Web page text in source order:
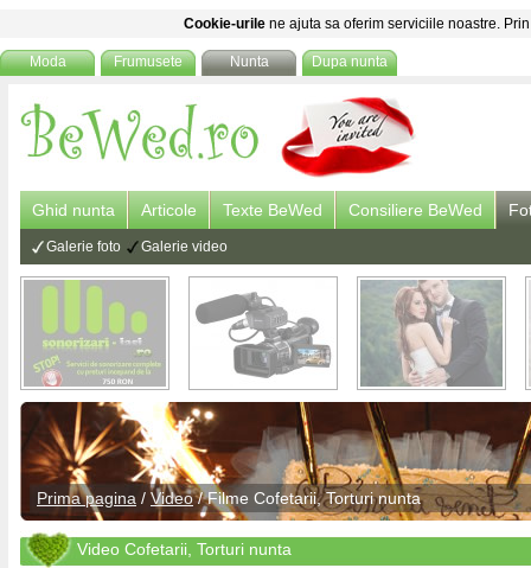
Cookie-urile ne ajuta sa oferim serviciile noastre.
Moda Frumusete Nunta Dupa nunta
Ghid nunta Articole Texte BeWed Consiliere BeWed
Galerie foto Galerie video
Prima pagina / Video/Filme Cofetarii, Torturi nunta
Video Cofetarii, Torturi nunta